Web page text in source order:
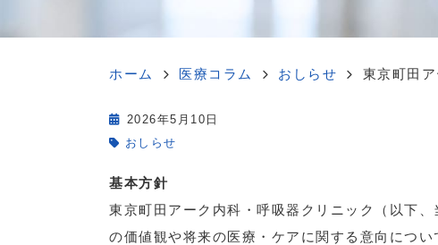
ホーム 医療コラム おしらせ 東京町田
2026年5月10日
おしらせ
基本方針
東京町田アーク内科・呼吸器クリニック（以下
の価値観や将来の医療・ケアに関する意向につ